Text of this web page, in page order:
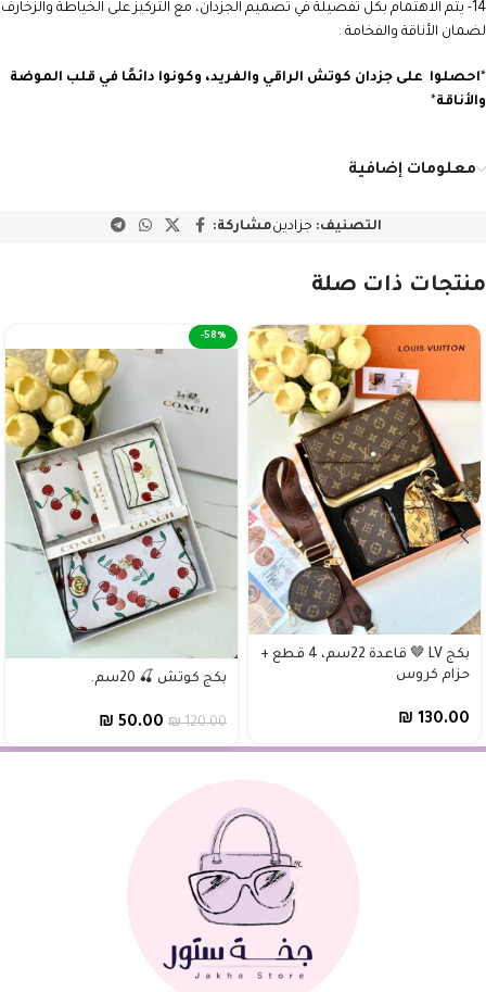
14- يتم الاهتمام بكل تفصيلة في تصميم الجزدان، مع التركيز على الخياطة والزخارف
لضمان الأناقة والفخامة .
*احصلوا على جزدان كوتش الراقي والفريد، وكونوا دائمًا في قلب الموضة
والأناقة*
معلومات إضافية
التصنيف: جزادينمشاركة:
منتجات ذات صلة
بكج LV 🤎 قاعدة 22سم، 4 قطع +
حزام كروس
₪ 130.00
-58%
بكج كوتش 🍒 20سم.
₪120.00
₪ 50.00